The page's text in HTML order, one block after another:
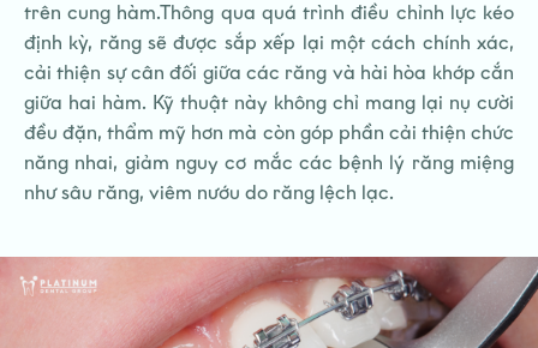
trên cung hàm.Thông qua quá trình điều chỉnh lực kéo
định kỳ, răng sẽ được sắp xếp lại một cách chính xác,
cải thiện sự cân đối giữa các răng và hài hòa khớp cắn
giữa hai hàm. Kỹ thuật này không chỉ mang lại nụ cười
đều đặn, thẩm mỹ hơn mà còn góp phần cải thiện chức
năng nhai, giảm nguy cơ mắc các bệnh lý răng miệng
như sâu răng, viêm nướu do răng lệch lạc.